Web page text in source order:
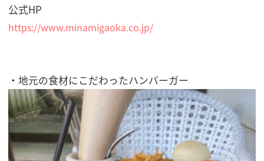
公式HP
https://www.minamigaoka.co.jp/
・地元の食材にこだわったハンバーガー